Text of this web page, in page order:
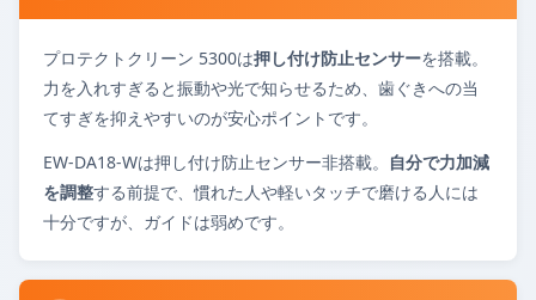
プロテクトクリーン 5300は押し付け防止センサーを搭載。
力を入れすぎると振動や光で知らせるため、歯ぐきへの当
てすぎを抑えやすいのが安心ポイントです。
EW-DA18-Wは押し付け防止センサー非搭載。
自分で力加減
を調整する前提で、慣れた人や軽いタッチで磨ける人には
十分ですが、ガイドは弱めです。